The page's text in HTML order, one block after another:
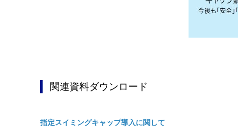
関連資料ダウンロード
指定スイミングキャップ導入に関して